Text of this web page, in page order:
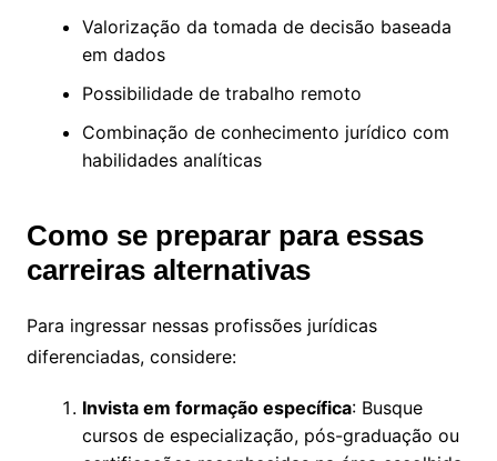
Valorização da tomada de decisão baseada
em dados
Possibilidade de trabalho remoto
Combinação de conhecimento jurídico com
habilidades analíticas
Como se preparar para essas
carreiras alternativas
Para ingressar nessas profissões jurídicas
diferenciadas, considere:
Invista em formação específica: Busque
cursos de especialização, pós-graduação ou